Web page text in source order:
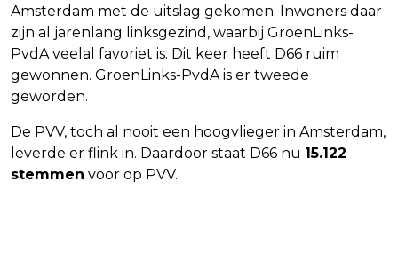
Amsterdam met de uitslag gekomen. Inwoners daar
zijn al jarenlang linksgezind, waarbij GroenLinks-
PvdA veelal favoriet is. Dit keer heeft D66 ruim
gewonnen. GroenLinks-PvdA is er tweede
geworden.
De PVV, toch al nooit een hoogvlieger in Amsterdam,
leverde er flink in. Daardoor staat D66 nu 15.122
stemmen voor op PVV.